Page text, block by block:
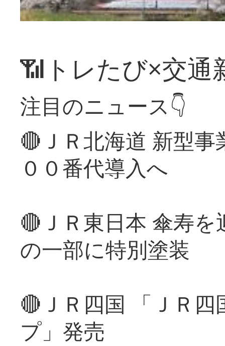
📶トレたび×交通
注目のニュース👇
🔴ＪＲ北海道 新型
００番代導入へ
🔴ＪＲ東日本 傘寿
の一部に特別塗装
🔴ＪＲ四国 「ＪＲ
プ」発売